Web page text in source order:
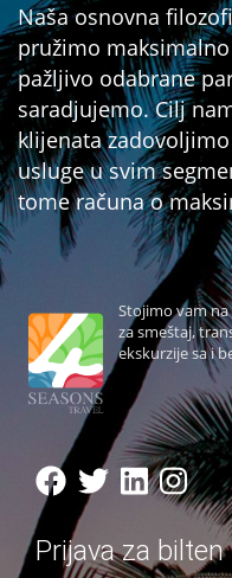
Naša osnovna
pružimo
pažljivo odabrane
saradjujemo. Cilj
klijenata
usluge u svim
tome računa o
Stojimo vam
za smeštaj,
ekskurzije sa i
Prijava za bilten